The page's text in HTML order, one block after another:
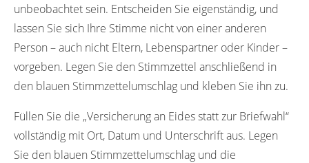
unbeobachtet sein. Entscheiden Sie eigenständig, und
lassen Sie sich Ihre Stimme nicht von einer anderen
Person – auch nicht Eltern, Lebenspartner oder Kinder –
vorgeben. Legen Sie den Stimmzettel anschließend in
den blauen Stimmzettelumschlag und kleben Sie ihn zu.
Füllen Sie die „Versicherung an Eides statt zur Briefwahl“
vollständig mit Ort, Datum und Unterschrift aus. Legen
Sie den blauen Stimmzettelumschlag und die